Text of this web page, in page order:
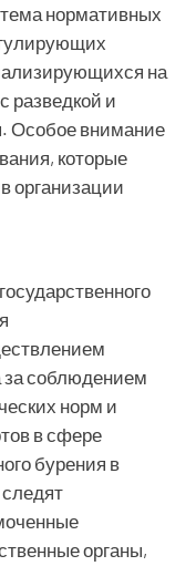
нормативных
на
разведкой и
Особое внимание
которые
организации
за соблюдением
норм и
в сфере
бурения в
следят
органы,